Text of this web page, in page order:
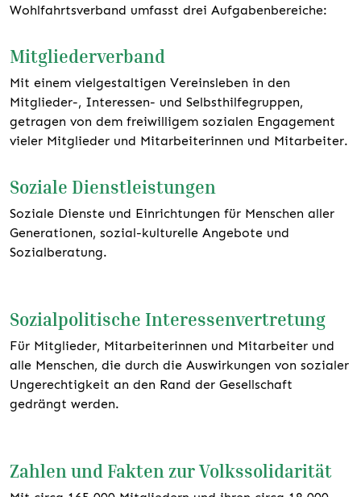
Wohlfahrtsverband umfasst drei Aufgabenbereiche:
Mitgliederverband
Mit einem vielgestaltigen Vereinsleben in den
Mitglieder-, Interessen- und Selbsthilfegruppen,
getragen von dem freiwilligem sozialen Engagement
vieler Mitglieder und Mitarbeiterinnen und Mitarbeiter.
Soziale Dienstleistungen
Soziale Dienste und Einrichtungen für Menschen aller
Generationen, sozial-kulturelle Angebote und
Sozialberatung.
Sozialpolitische Interessenvertretung
Für Mitglieder, Mitarbeiterinnen und Mitarbeiter und
alle Menschen, die durch die Auswirkungen von sozialer
Ungerechtigkeit an den Rand der Gesellschaft
gedrängt werden.
Zahlen und Fakten zur Volkssolidarität